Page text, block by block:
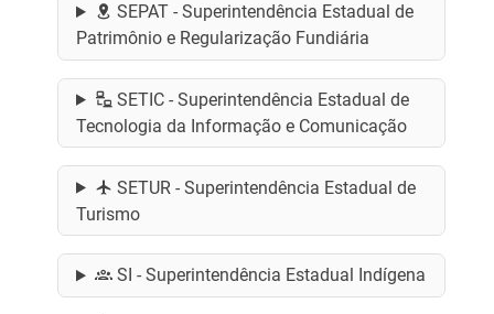
SEPAT - Superintendência Estadual de
Patrimônio e Regularização Fundiária
SETIC - Superintendência Estadual de
Tecnologia da Informação e Comunicação
SETUR - Superintendência Estadual de
Turismo
SI - Superintendência Estadual Indígena